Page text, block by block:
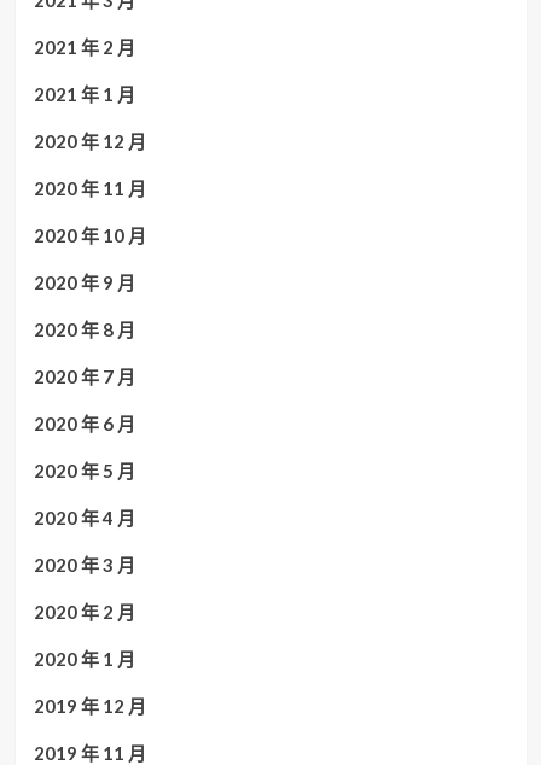
2021 年 2 月
2021 年 1 月
2020 年 12 月
2020 年 11 月
2020 年 10 月
2020 年 9 月
2020 年 8 月
2020 年 7 月
2020 年 6 月
2020 年 5 月
2020 年 4 月
2020 年 3 月
2020 年 2 月
2020 年 1 月
2019 年 12 月
2019 年 11 月